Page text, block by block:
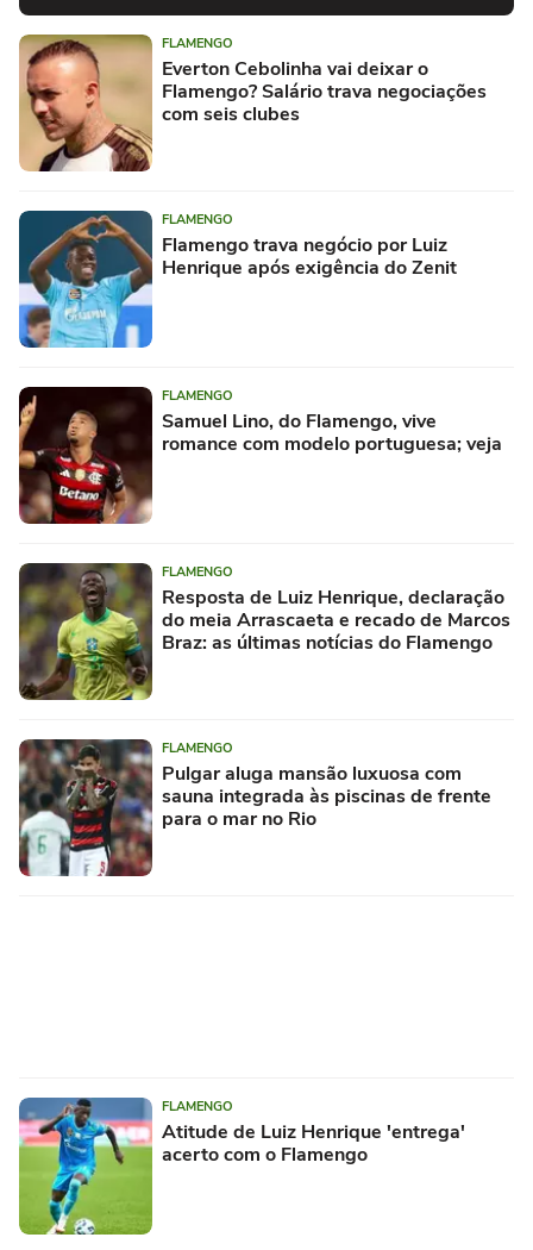
FLAMENGO
Everton Cebolinha vai deixar o
Flamengo? Salário trava negociações
com seis clubes
FLAMENGO
Flamengo trava negócio por Luiz
Henrique após exigência do Zenit
FLAMENGO
Samuel Lino, do Flamengo, vive
romance com modelo portuguesa; veja
FLAMENGO
Resposta de Luiz Henrique, declaração
do meia Arrascaeta e recado de Marcos
Braz: as últimas notícias do Flamengo
FLAMENGO
Pulgar aluga mansão luxuosa com
sauna integrada às piscinas de frente
para o mar no Rio
FLAMENGO
Atitude de Luiz Henrique 'entrega'
acerto com o Flamengo